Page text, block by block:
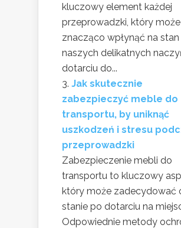
kluczowy element każdej
przeprowadzki, który może
znacząco wpłynąć na stan
naszych delikatnych
dotarciu do...
Jak skutecznie
zabezpieczyć meble do
transportu, by uniknąć
uszkodzeń i stresu
przeprowadzki
Zabezpieczenie mebli do
transportu to kluczowy
który może zadecydować
stanie po dotarciu na
Odpowiednie metody